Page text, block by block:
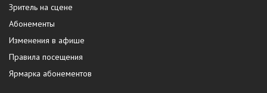
Зритель на сцене
Абонементы
Изменения в афише
Правила посещения
Ярмарка абонементов